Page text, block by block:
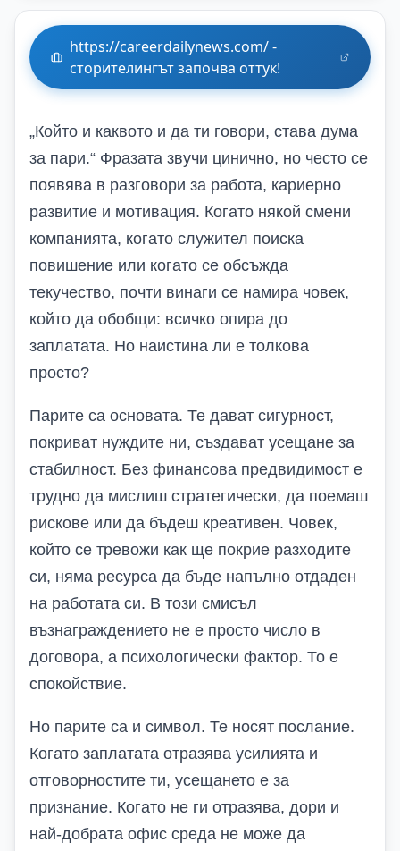
https://careerdailynews.com/ -
сторителингът започва оттук!
„Който и каквото и да ти говори, става дума
за пари.“ Фразата звучи цинично, но често се
появява в разговори за работа, кариерно
развитие и мотивация. Когато някой смени
компанията, когато служител поиска
повишение или когато се обсъжда
текучество, почти винаги се намира човек,
който да обобщи: всичко опира до
заплатата. Но наистина ли е толкова
просто?
Парите са основата. Те дават сигурност,
покриват нуждите ни, създават усещане за
стабилност. Без финансова предвидимост е
трудно да мислиш стратегически, да поемаш
рискове или да бъдеш креативен. Човек,
който се тревожи как ще покрие разходите
си, няма ресурса да бъде напълно отдаден
на работата си. В този смисъл
възнаграждението не е просто число в
договора, а психологически фактор. То е
спокойствие.
Но парите са и символ. Те носят послание.
Когато заплатата отразява усилията и
отговорностите ти, усещането е за
признание. Когато не ги отразява, дори и
най-добрата офис среда не може да